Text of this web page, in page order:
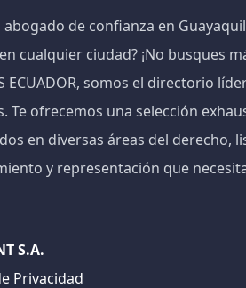
abogado de confianza en
cualquier ciudad? ¡No busques
ECUADOR, somos el directorio
Te ofrecemos una selección
en diversas áreas del derecho,
y representación que
S.A.
Privacidad